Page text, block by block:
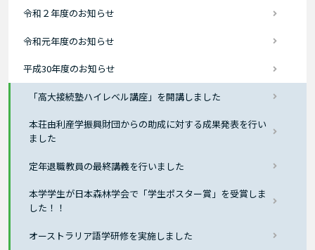
令和２年度のお知らせ
令和元年度のお知らせ
平成30年度のお知らせ
「高大接続塾ハイレベル講座」を開講しました
本荘由利産学振興財団からの助成に対する成果発表を行い
ました
定年退職教員の最終講義を行いました
本学学生が日本森林学会で「学生ポスター賞」を受賞しま
した！！
オーストラリア語学研修を実施しました